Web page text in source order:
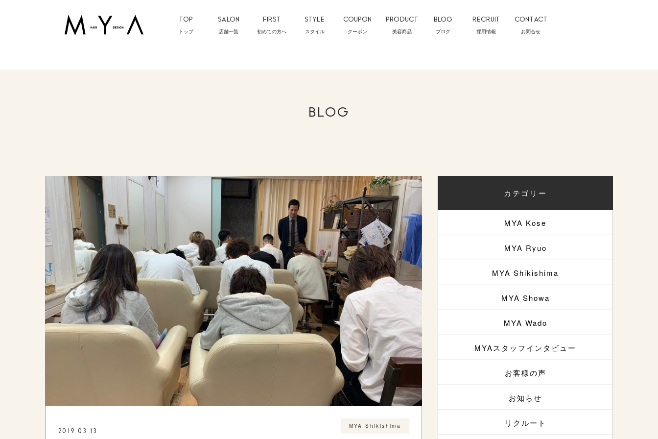
TOP
トップ
SALON
店舗一覧
FIRST
初めての方へ
STYLE
スタイル
COUPON
クーポン
PRODUCT
美容商品
BLOG
ブログ
RECRUIT
採用情報
CONTACT
お問合せ
BLOG
2019.03.13
MYA Shikishima
カテゴリー
MYA Kose
MYA Ryuo
MYA Shikishima
MYA Showa
MYA Wado
MYAスタッフインタビュー
お客様の声
お知らせ
リクルート